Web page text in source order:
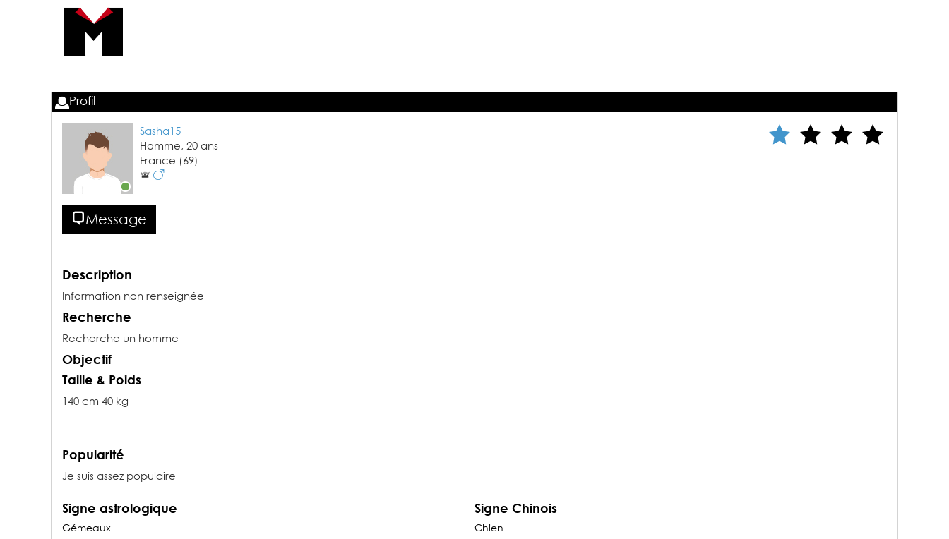
Profil
Sasha15
Homme, 20 ans
France (69)
Message
Description
Information non renseignée
Recherche
Recherche un homme
Objectif
Taille & Poids
140 cm 40 kg
Popularité
Je suis assez populaire
Signe astrologique
Gémeaux
Signe Chinois
Chien